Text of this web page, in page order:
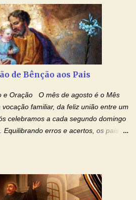
- Jesus - te curar, deixe nossa
- te proteger com Seu divino manto.
todas suas feridas, Creia! Adriana-
Libertação das Drogas (São Miguel
em Nome de Teu Filho Jesus,
em um vício, escravos de alguma
e cheio de Misericórdia, na
libertai da escravidão do vício das
de Bênção aos Pais
e Oração O mês de agosto é o Mês
familiar, da feliz união entre um
celebramos a cada segundo domingo
Equilibrando erros e acertos, os pais
educação de qualidade. E, em geral,
que enfrentem o mundo, com suas